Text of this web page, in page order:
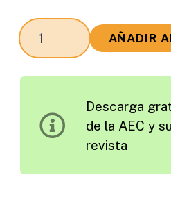
Los
Proyectos
Transporte
AÑADIR
Descarga
de la AEC y
revista